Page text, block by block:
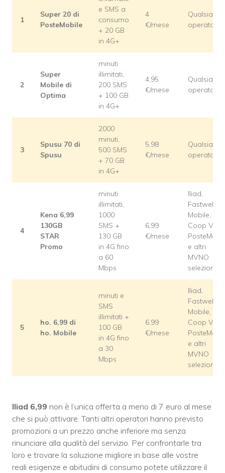
1
Super 20 di
PosteMobile
e SMS a
consumo
+ 20 GB
in 4G+
4
€/mese
Qualsiasi
operatore
2
Super
Mobile di
Optima
minuti
illimitati,
200 SMS
+ 100 GB
in 4G+
4,95
€/mese
Qualsiasi
operatore
3
Spusu 70 di
Spusu
2000
minuti,
500 SMS
+ 70 GB
in 4G+
5,98
€/mese
Qualsiasi
operatore
4
Kena 6,99
130GB
STAR
Promo
minuti
illimitati,
1000
SMS +
130 GB
in 4G fino
a 60
Mbps
6,99
€/mese
Iliad,
Fastweb
Mobile,
Coop
e altri
MVNO
selezionati
5
ho. 6,99 di
ho. Mobile
minuti e
SMS
illimitati +
100 GB
in 4G fino
a 30
Mbps
6,99
€/mese
Iliad,
Fastweb
Mobile,
Coop
e altri
MVNO
selezionati
Iliad 6,99 non è l’unica offerta a meno di 7 euro al mese
che si può attivare. Tanti altri operatori hanno previsto
promozioni a un prezzo anche inferiore ma senza
rinunciare alla qualità del servizio. Per confrontarle tra
loro e trovare la soluzione migliore in base alle vostre
reali esigenze e abitudini di consumo potete utilizzare il